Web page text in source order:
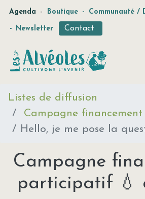
Agenda - Boutique - Communauté /
- Newsletter Contact
Listes de diffusion
Campagne
Hello, je me pose la
Campagne
participatif 💧